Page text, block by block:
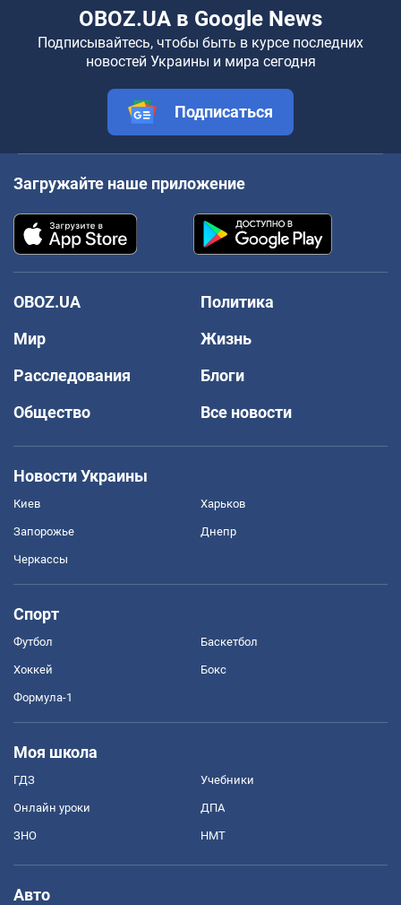
OBOZ.UA в Google News
Подписывайтесь, чтобы быть в курсе последних
новостей Украины и мира сегодня
Подписаться
Загружайте наше приложение
OBOZ.UA
Политика
Мир
Жизнь
Расследования
Блоги
Общество
Все новости
Новости Украины
Киев Харьков
Запорожье Днепр
Черкассы
Спорт
Футбол Баскетбол
Хоккей Бокс
Формула-1
Моя школа
ГДЗ Учебники
Онлайн уроки ДПА
ЗНО НМТ
Авто